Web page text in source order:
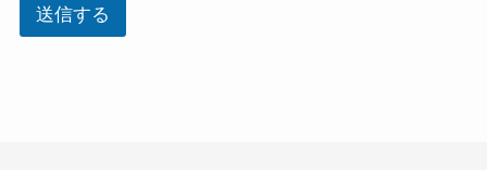
送信する